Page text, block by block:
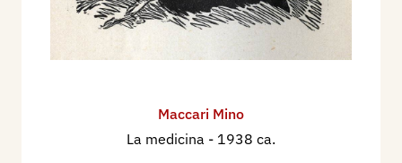
Maccari Mino
La medicina - 1938 ca.